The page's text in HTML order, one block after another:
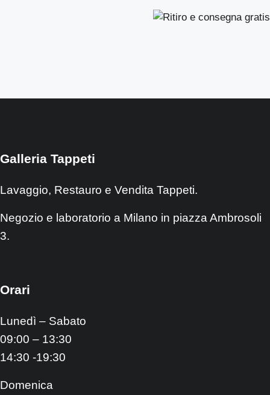
Galleria Tappeti
Lavaggio, Restauro e Vendita Tappeti.
Negozio e laboratorio a Milano in piazza Ambrosoli
3.
Orari
Lunedì – Sabato
09:00 – 13:30
14:30 -19:30
Domenica